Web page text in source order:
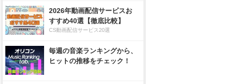
2026年動画配信サービスお
すすめ40選【徹底比較】
CS動画配信サービス20選
毎週の音楽ランキングから、
ヒットの推移をチェック！